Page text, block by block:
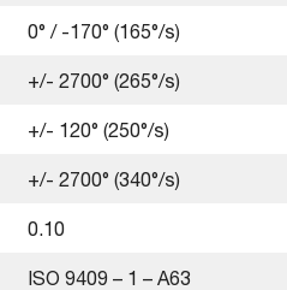
0° / -170° (165°/s)
+/- 2700° (265°/s)
+/- 120° (250°/s)
+/- 2700° (340°/s)
0.10
ISO 9409 – 1 – A63